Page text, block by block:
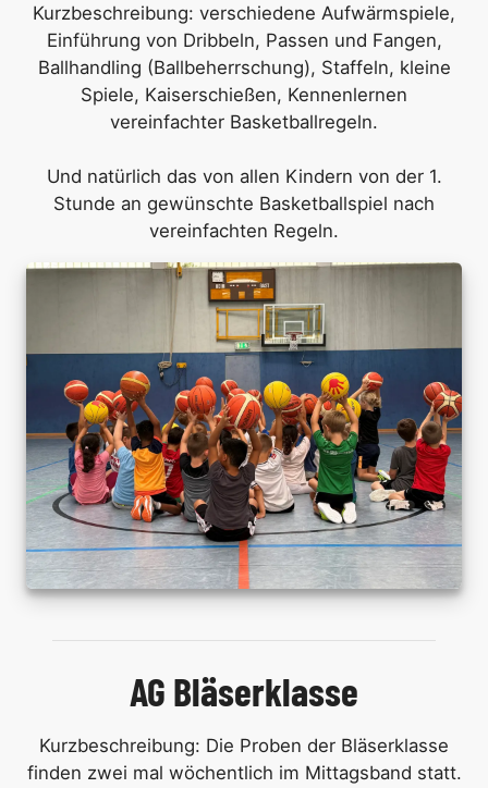
Elternbeirat
FSJ
Mittagsband
Leitbild
AGs
Rythmisierung
WIR-Aktionen
ESSZETT-Schulzeitung
Kurzbeschreibung: verschiedene Aufwärmspiele,
Einführung von Dribbeln, Passen und Fangen,
Ballhandling (Ballbeherrschung), Staffeln, kleine
Spiele, Kaiserschießen, Kennenlernen
vereinfachter Basketballregeln.
Und natürlich das von allen Kindern von der 1.
Stunde an gewünschte Basketballspiel nach
vereinfachten Regeln.
AG Bläserklasse
Kurzbeschreibung: Die Proben der Bläserklasse
finden zwei mal wöchentlich im Mittagsband statt.